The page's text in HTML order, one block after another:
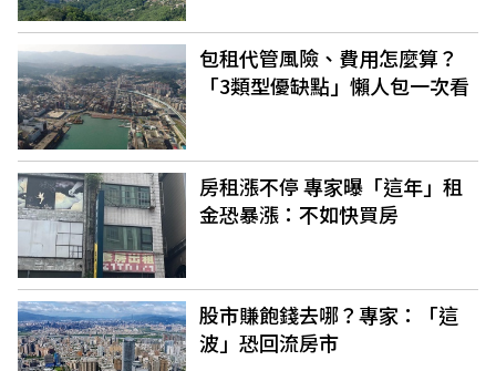
包租代管風險、費用怎麼算？
「3類型優缺點」懶人包一次看
房租漲不停 專家曝「這年」租
金恐暴漲：不如快買房
股市賺飽錢去哪？專家：「這
波」恐回流房市